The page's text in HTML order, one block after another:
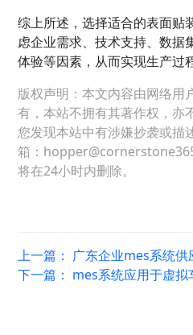
综上所述，选择适合的表面贴
虑企业需求、技术支持、数据
体验等因素，从而实现生产过
版权声明：本文内容由网络用
有，本站不拥有其著作权，亦
您发现本站中有涉嫌抄袭或描
箱：
将在24小时内删除。
上一篇： 广东企业mes系统供
下一篇： mes系统应用于虚拟